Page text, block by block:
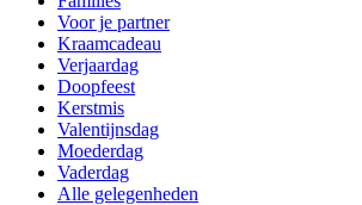
Voor je partner
Kraamcadeau
Verjaardag
Doopfeest
Kerstmis
Valentijnsdag
Moederdag
Vaderdag
Alle gelegenheden